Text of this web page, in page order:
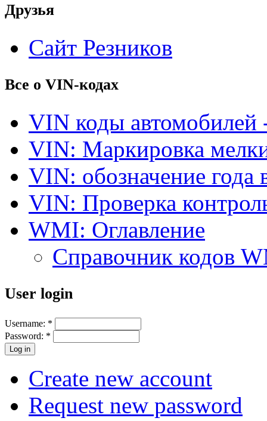
Друзья
Сайт Резников
Все о VIN-кодах
VIN коды автомобилей
VIN: Маркировка
VIN: обозначение года
VIN: Проверка
WMI: Оглавление
Справочник кодов
User login
Username: *
Password: *
Create new account
Request new password